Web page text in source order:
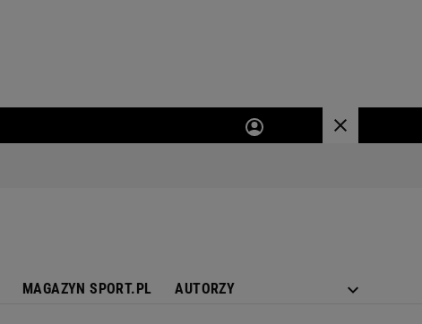
MAGAZYN SPORT.PL AUTORZY